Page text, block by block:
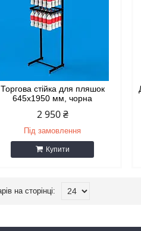
Торгова стійка для пляшок
645х1950 мм, чорна
2 950 ₴
Під замовлення
Купити